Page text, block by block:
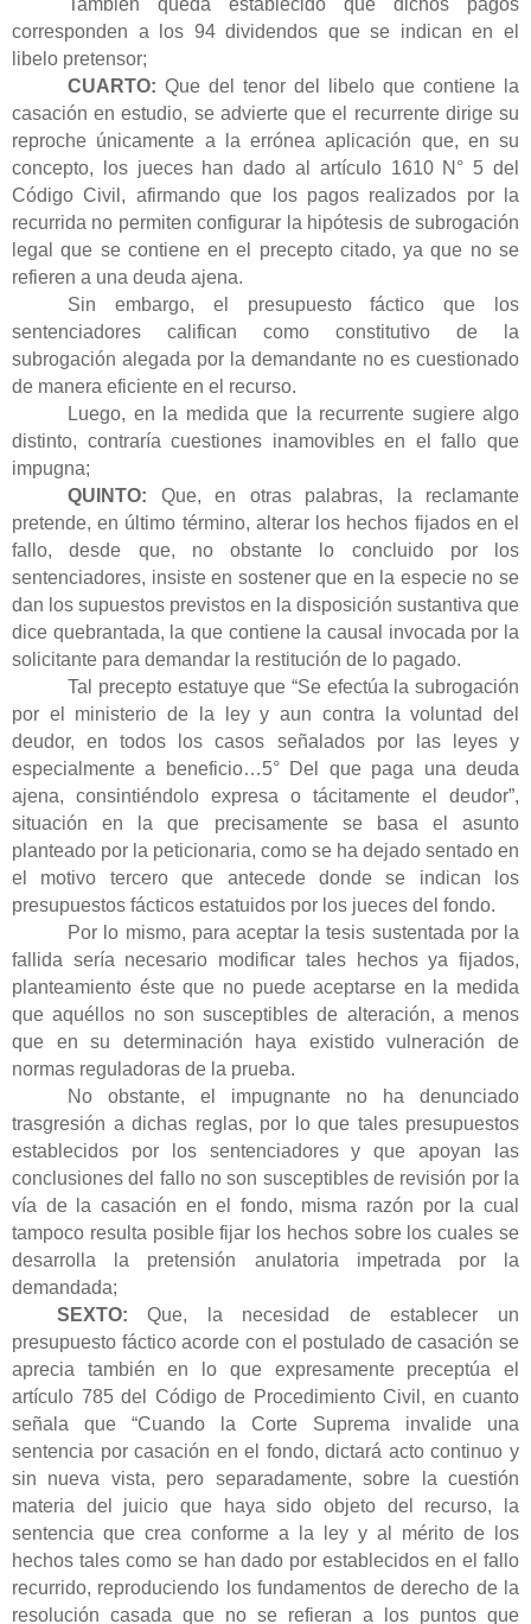
corresponden a los 94 dividendos que se indican en el
libelo pretensor;
CUARTO:Que del tenor del libelo que contiene la
casación en estudio, se advierte que el recurrente dirige su
reproche únicamente a la errónea aplicación que, en su
concepto, los jueces han dado al artículo 1610 N° 5 del
Código Civil, afirmando que los pagos realizados por la
recurrida no permiten configurar la hipótesis de subrogación
legal que se contiene en el precepto citado, ya que no se
refieren a una deuda ajena.
Sin embargo, el presupuesto fáctico que los
sentenciadores califican como constitutivo de la
subrogación alegada por la demandante no es cuestionado
de manera eficiente en el recurso.
Luego, en la medida que la recurrente sugiere algo
distinto, contraría cuestiones inamovibles en el fallo que
impugna;
QUINTO: Que, en otras palabras, la reclamante
pretende, en último término, alterar los hechos fijados en el
fallo, desde que, no obstante lo concluido por los
sentenciadores, insiste en sostener que en la especie no se
dan los supuestos previstos en la disposición sustantiva que
dice quebrantada, la que contiene la causal invocada por la
solicitante para demandar la restitución de lo pagado.
Tal precepto estatuye que “Se efectúa la subrogación
por el ministerio de la ley y aun contra la voluntad del
deudor, en todos los casos señalados por las leyes y
especialmente a beneficio…5° Del que paga una deuda
ajena, consintiéndolo expresa o tácitamente el deudor”,
situación en la que precisamente se basa el asunto
planteado por la peticionaria, como se ha dejado sentado en
el motivo tercero que antecede donde se indican los
presupuestos fácticos estatuidos por los jueces del fondo.
Por lo mismo, para aceptar la tesis sustentada por la
fallida sería necesario modificar tales hechos ya fijados,
planteamiento éste que no puede aceptarse en la medida
que aquéllos no son susceptibles de alteración, a menos
que en su determinación haya existido vulneración de
normas reguladoras de la prueba.
No obstante, el impugnante no ha denunciado
trasgresión a dichas reglas, por lo que tales presupuestos
establecidos por los sentenciadores y que apoyan las
conclusiones del fallo no son susceptibles de revisión por la
vía de la casación en el fondo, misma razón por la cual
tampoco resulta posible fijar los hechos sobre los cuales se
desarrolla la pretensión anulatoria impetrada por la
demandada;
SEXTO:
Que, la necesidad de establecer un
presupuesto fáctico acorde con el postulado de casación se
aprecia también en lo que expresamente preceptúa el
artículo 785 del Código de Procedimiento Civil, en cuanto
señala que “Cuando la Corte Suprema invalide una
sentencia por casación en el fondo, dictará acto continuo y
sin nueva vista, pero separadamente, sobre la cuestión
materia del juicio que haya sido objeto del recurso, la
sentencia que crea conforme a la ley y al mérito de los
hechos tales como se han dado por establecidos en el fallo
recurrido, reproduciendo los fundamentos de derecho de la
resolución casada que no se refieran a los puntos que